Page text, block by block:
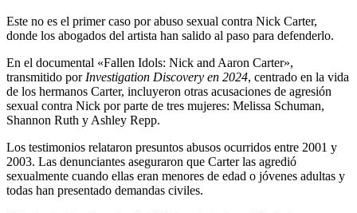
Este no es el primer caso por abuso sexual contra Nick Carter,
donde los abogados del artista han salido al paso para defenderlo.
En el documental «Fallen Idols: Nick and Aaron Carter»,
transmitido por Investigation Discovery en 2024, centrado en la vida
de los hermanos Carter, incluyeron otras acusaciones de agresión
sexual contra Nick por parte de tres mujeres: Melissa Schuman,
Shannon Ruth y Ashley Repp.
Los testimonios relataron presuntos abusos ocurridos entre 2001 y
2003. Las denunciantes aseguraron que Carter las agredió
sexualmente cuando ellas eran menores de edad o jóvenes adultas y
todas han presentado demandas civiles.